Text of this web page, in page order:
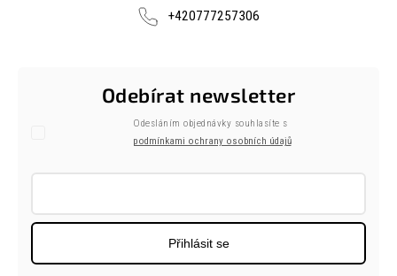
+420777257306
Odebírat newsletter
Odesláním objednávky souhlasíte s
podmínkami ochrany osobních údajů
Přihlásit se